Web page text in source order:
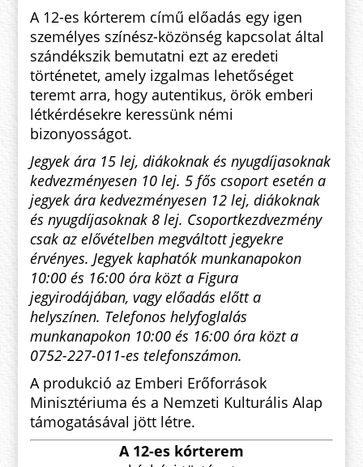
A 12-es kórterem című előadás egy igen
személyes színész-közönség kapcsolat által
szándékszik bemutatni ezt az eredeti
történetet, amely izgalmas lehetőséget
teremt arra, hogy autentikus, örök emberi
létkérdésekre keressünk némi
bizonyosságot.
Jegyek ára 15 lej, diákoknak és nyugdíjasoknak
kedvezményesen 10 lej. 5 fős csoport esetén a
jegyek ára kedvezményesen 12 lej, diákoknak
és nyugdíjasoknak 8 lej. Csoportkezdvezmény
csak az elővételben megváltott jegyekre
érvényes. Jegyek kaphatók munkanapokon
10:00 és 16:00 óra közt a Figura
jegyirodájában, vagy előadás előtt a
helyszínen. Telefonos helyfoglalás
munkanapokon 10:00 és 16:00 óra közt a
0752-227-011-es telefonszámon.
A produkció az Emberi Erőforrások
Minisztériuma és a Nemzeti Kulturális Alap
támogatásával jött létre.
A 12-es kórterem